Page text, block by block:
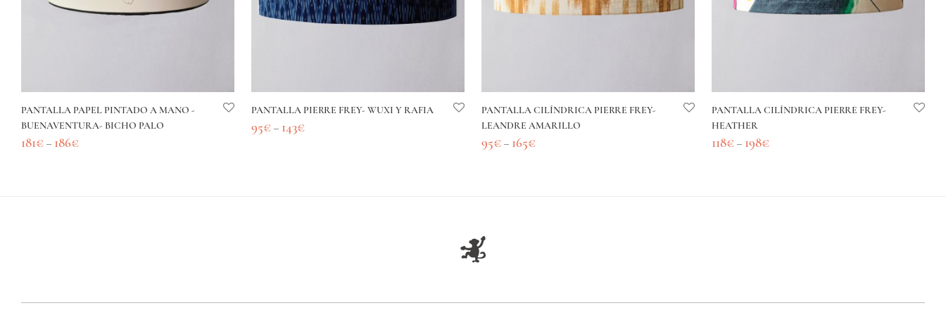
PANTALLA PAPEL PINTADO A MANO -
BUENAVENTURA- BICHO PALO
181€ – 186€
PANTALLA PIERRE FREY- WUXI Y RAFIA
95€ – 143€
PANTALLA CILÍNDRICA PIERRE FREY-
LEANDRE AMARILLO
95€ – 165€
PANTALLA CILÍNDRICA PIERRE FREY-
HEATHER
118€ – 198€